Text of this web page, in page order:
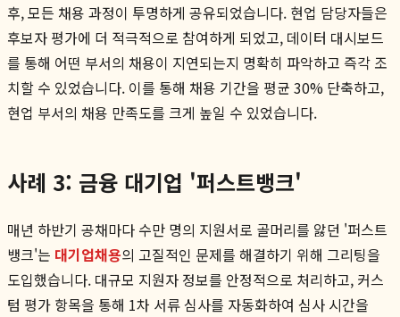
후, 모든 채용 과정이 투명하게 공유되었습니다. 현업 담당자들은
후보자 평가에 더 적극적으로 참여하게 되었고, 데이터 대시보드
를 통해 어떤 부서의 채용이 지연되는지 명확히 파악하고 즉각 조
치할 수 있었습니다. 이를 통해 채용 기간을 평균 30% 단축하고,
현업 부서의 채용 만족도를 크게 높일 수 있었습니다.
사례 3: 금융 대기업 '퍼스트뱅크'
매년 하반기 공채마다 수만 명의 지원서로 골머리를 앓던 '퍼스트
뱅크'는 대기업채용의 고질적인 문제를 해결하기 위해 그리팅을
도입했습니다. 대규모 지원자 정보를 안정적으로 처리하고, 커스
텀 평가 항목을 통해 1차 서류 심사를 자동화하여 심사 시간을